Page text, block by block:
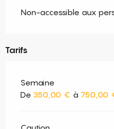
Non-accessible aux
Tarifs
Semaine
De 350,00 € à 750,00